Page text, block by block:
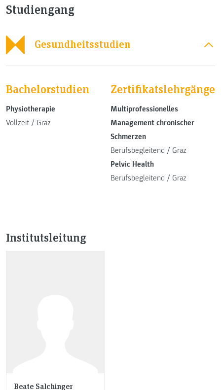
Studiengang
Gesundheitsstudien
Bachelorstudien
Physiotherapie
Vollzeit / Graz
Zertifikatslehrgänge
Multiprofessionelles
Management chronischer
Schmerzen
Berufsbegleitend / Graz
Pelvic Health
Berufsbegleitend / Graz
Institutsleitung
Beate Salchinger